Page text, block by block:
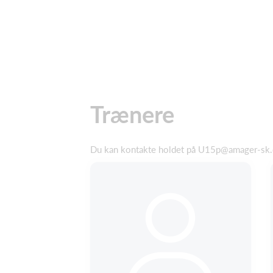
Trænere
Du kan kontakte holdet på U15p@amager-